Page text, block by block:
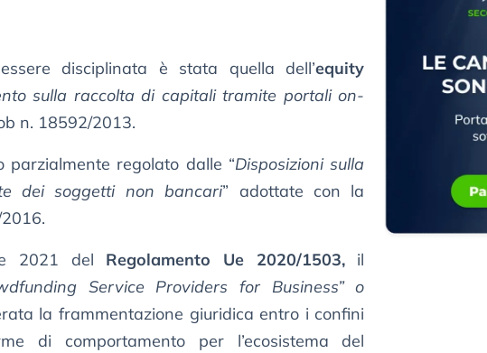
disciplinata è stata quella dell’equity
sulla raccolta di capitali tramite portali on-
n. 18592/2013.
parzialmente regolato dalle “Disposizioni sulla
dei soggetti non bancari” adottate con la
2021 del Regolamento Ue 2020/1503,il
Service Providers for Business” o
la frammentazione giuridica entro i confini
di comportamento per l’ecosistema del